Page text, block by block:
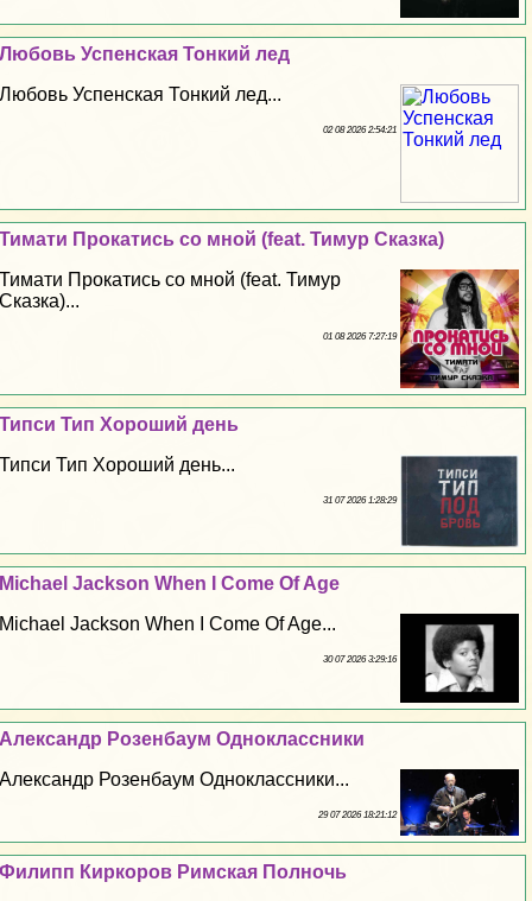
Любовь Успенская Тонкий лед
Любовь Успенская Тонкий лед...
02 08 2026 2:54:21
Тимати Прокатись со мной (feat. Тимур Сказка)
Тимати Прокатись со мной (feat. Тимур
Сказка)...
01 08 2026 7:27:19
Типси Тип Хороший день
Типси Тип Хороший день...
31 07 2026 1:28:29
Michael Jackson When I Come Of Age
Michael Jackson When I Come Of Age...
30 07 2026 3:29:16
Александр Розенбаум Одноклассники
Александр Розенбаум Одноклассники...
29 07 2026 18:21:12
Филипп Киркоров Римская Полночь